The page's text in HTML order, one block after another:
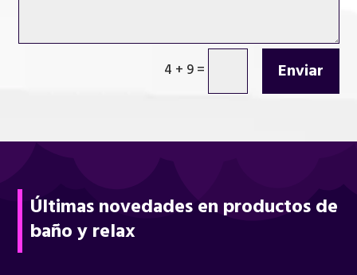
4 + 9= Enviar
Últimas novedades en productos de
baño y relax